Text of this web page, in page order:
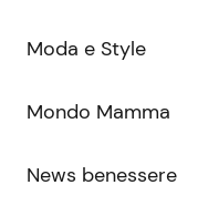
Moda e Style
Mondo Mamma
News benessere